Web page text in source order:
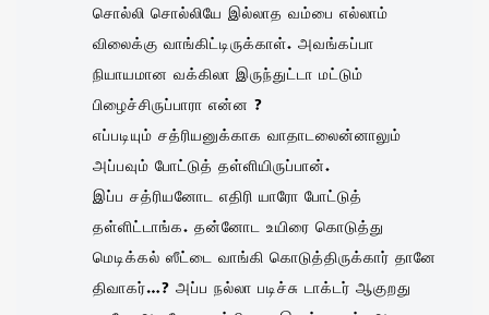
சொல்லி சொல்லியே இல்லாத வம்பை எல்லாம்
விலைக்கு வாங்கிட்டிருக்காள். அவங்கப்பா
நியாயமான வக்கிலா இருந்துட்டா மட்டும்
பிழைச்சிருப்பாரா என்ன ?
எப்படியும் சத்ரியனுக்காக வாதாடலைன்னாலும்
அப்பவும் போட்டுத் தள்ளியிருப்பான்.
இப்ப சத்ரியனோட எதிரி யாரோ போட்டுத்
தள்ளிட்டாங்க. தன்னோட உயிரை கொடுத்து
மெடிக்கல் ஸீட்டை வாங்கி கொடுத்திருக்கார் தானே
திவாகர்…? அப்ப நல்லா படிச்சு டாக்டர் ஆகுறது